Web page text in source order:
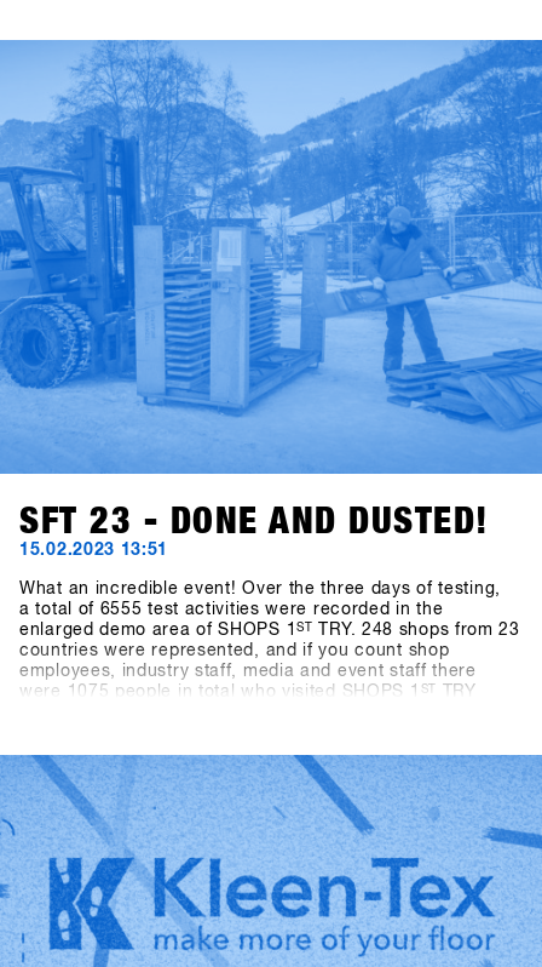
SFT 23 - DONE AND DUSTED!
15.02.2023 13:51
What an incredible event! Over the three days of testing,
a total of 6555 test activities were recorded in the
enlarged demo area of SHOPS 1ST
TRY. 248 shops from 23
countries were represented, and if you count shop
employees, industry staff, media and event staff there
were 1075 people in total who visited SHOPS 1 ST
TRY
slopes in perfect shape, there was an exuberant mood
among all participants. After an enforced break of two
years, the world's biggest snowboarding b2b event could
finally take place again, and the stoke of everyone getting
back together among all participants was off the charts.
This energy is what makes the event so special and gives
us the strength to try to make SHOPS 1ST TRY even better
every year!We look forward to seeing you in 2024 - SAVE
the DATE: January 21-23, 2024